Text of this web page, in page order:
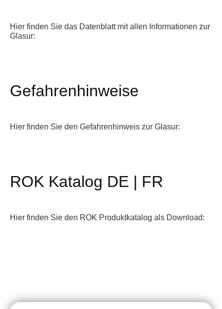
Hier finden Sie das Datenblatt mit allen Informationen zur
Glasur:
Gefahrenhinweise
Hier finden Sie den Gefahrenhinweis zur Glasur:
ROK Katalog DE | FR
Hier finden Sie den ROK Produktkatalog als Download: